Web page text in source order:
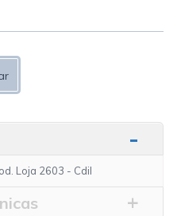
Loja 2603 - Cdil